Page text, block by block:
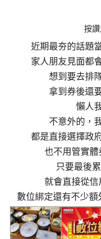
按
近期最夯的話題
家人朋友見面都
想到要去排
拿到券後還
懶人
不意外的，
都是直接選擇政
也不用管實
只要最後
就會直接從信
數位綁定還有不少額